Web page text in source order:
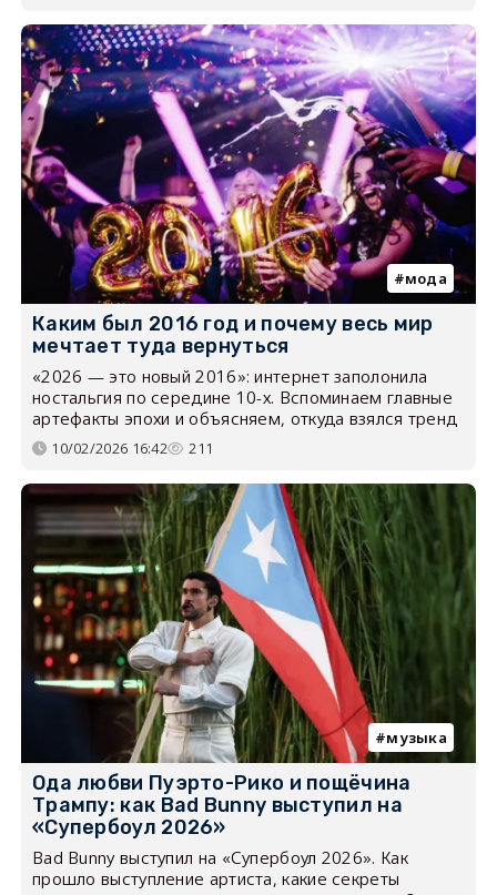
мода
Каким был 2016 год и почему весь мир
мечтает туда вернуться
«2026 — это новый 2016»: интернет заполонила
ностальгия по середине 10-х. Вспоминаем главные
артефакты эпохи и объясняем, откуда взялся тренд
10/02/2026 16:42 211
музыка
Ода любви Пуэрто-Рико и пощёчина
Трампу: как Bad Bunny выступил на
«Супербоул 2026»
Bad Bunny выступил на «Супербоул 2026». Как
прошло выступление артиста, какие секреты